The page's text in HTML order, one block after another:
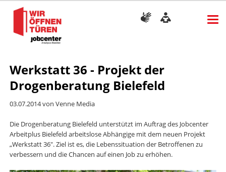
Werkstatt 36 - Projekt der
Drogenberatung Bielefeld
03.07.2014von Venne Media
Die Drogenberatung Bielefeld unterstützt im Auftrag des Jobcenter
Arbeitplus Bielefeld arbeitslose Abhängige mit dem neuen Projekt
„Werkstatt 36". Ziel ist es, die Lebenssituation der Betroffenen zu
verbessern und die Chancen auf einen Job zu erhöhen.